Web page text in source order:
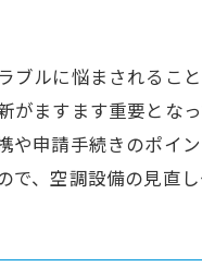
ブルに悩まされるこ
がますます重要とな
や申請手続きのポイ
で、空調設備の見直